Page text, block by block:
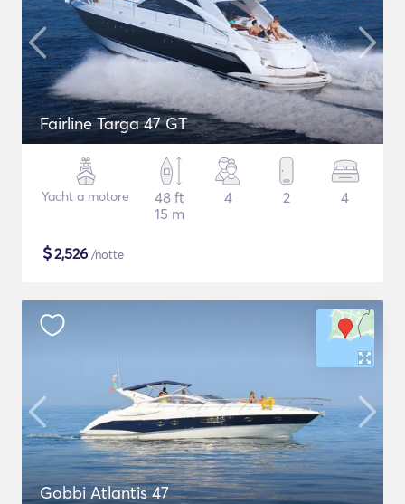
Fairline Targa 47 GT
Yacht a motore
48 ft
15 m
4 2 4
$2,526 /notte
Gobbi Atlantis 47